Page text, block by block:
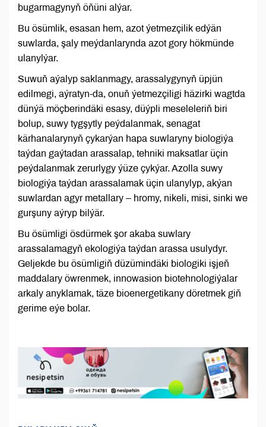
bugarmagynyň öňüni alýar.
Bu ösümlik, esasan hem, azot ýetmezçilik edýän
suwlarda, şaly meýdanlarynda azot gory hökmünde
ulanylýar.
Suwuň aýalyp saklanmagy, arassalygynyň üpjün
edilmegi, aýratyn-da, onuň ýetmezçiligi häzirki wagtda
dünýä möçberindäki esasy, düýpli meseleleriň biri
bolup, suwy tygşytly peýdalanmak, senagat
kärhanalarynyň çykarýan hapa suwlaryny biologiýa
taýdan gaýtadan arassalap, tehniki maksatlar üçin
peýdalanmak zerurlygy ýüze çykýar. Azolla suwy
biologiýa taýdan arassalamak üçin ulanylyp, akýan
suwlardan agyr metallary – hromy, nikeli, misi, sinki we
gurşuny aýryp bilýär.
Bu ösümligi ösdürmek şor akaba suwlary
arassalamagyň ekologiýa taýdan arassa usulydyr.
Geljekde bu ösümligiň düzümindäki biologiki işjeň
maddalary öwrenmek, innowasion biotehnologiýalar
arkaly anyklamak, täze bioenergetikany döretmek giň
gerime eýe bolar.